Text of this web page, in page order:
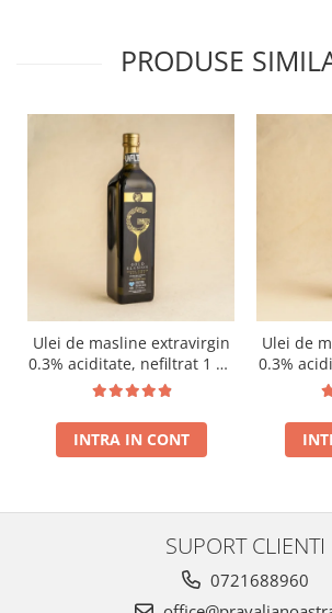
PRODUSE
Ulei de masline extravirgin
0.3% aciditate, nefiltrat 1 L -
presat la rece RECOLTA
INTRA IN CONT
Ulei de
0.3%
rece
SUPORT CLIENTI
0721688960